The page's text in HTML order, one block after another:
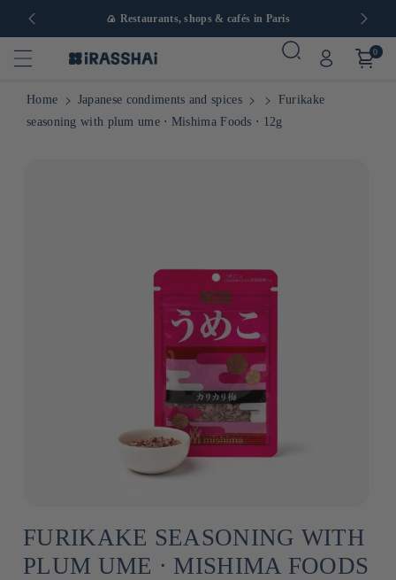
Europe 🍙 Restaurants, shops & cafés in Paris
0
Home Japanese condiments and spices
Furikake
seasoning with plum ume ⋅ Mishima Foods ⋅ 12g
FURIKAKE SEASONING WITH
PLUM UME ⋅ MISHIMA FOODS